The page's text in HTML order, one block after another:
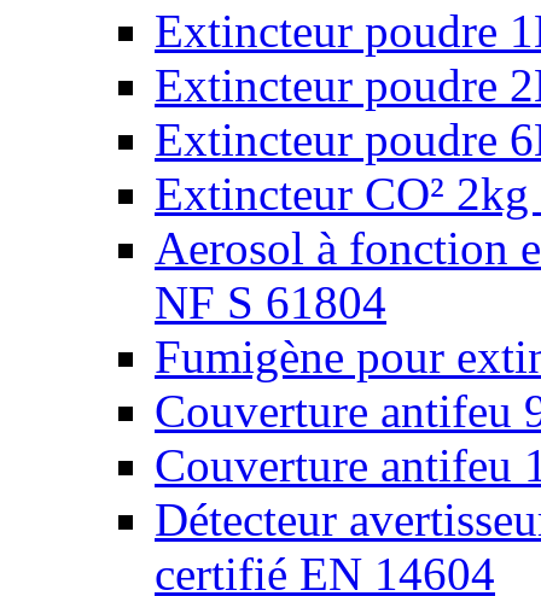
Extincteur poudre
Extincteur poudre
Extincteur poudre
Extincteur CO²
Aerosol à fonction
NF S 61804
Fumigène pour
Couverture antifeu
Couverture antifeu
Détecteur
certifié EN 14604